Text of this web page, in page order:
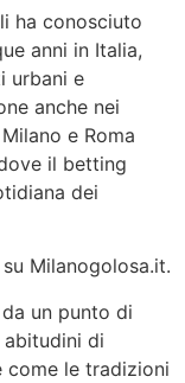
ha conosciuto
anni in Italia,
urbani e
anche nei
e Roma
il betting
dei
Milanogolosa.it.
un punto di
di
come le tradizioni